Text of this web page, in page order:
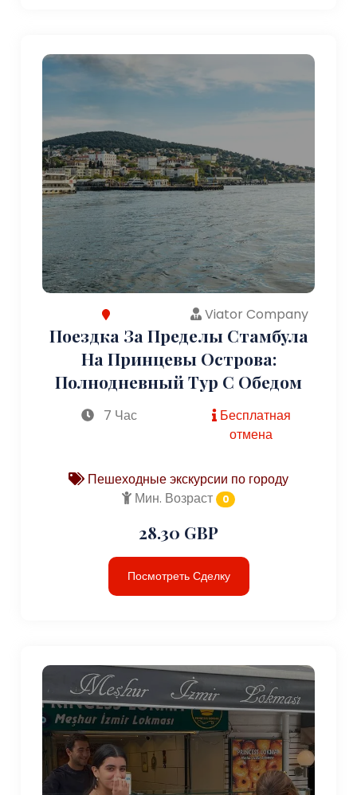
Viator Company
Поездка За Пределы Стамбула
На Принцевы Острова:
Полнодневный Тур С Обедом
7 Час
Бесплатная
отмена
Пешеходные экскурсии по городу
Мин. Возраст
0
28.30 GBP
Посмотреть Сделку